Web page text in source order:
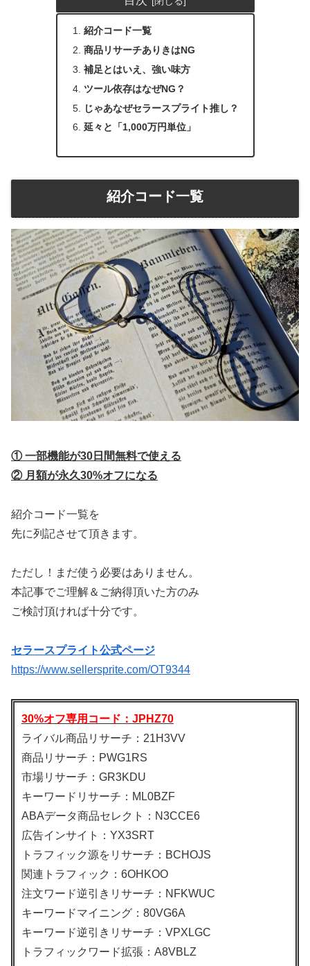
紹介コード一覧
商品リサーチありきはNG
補足とはいえ、強い味方
ツール依存はなぜNG？
じゃあなぜセラースプライト推し？
延々と「1,000万円単位」
紹介コード一覧
① 一部機能が30日間無料で使える
② 月額が永久30%オフになる
紹介コード一覧を
先に列記させて頂きます。
ただし！まだ使う必要はありません。
本記事でご理解＆ご納得頂いた方のみ
ご検討頂ければ十分です。
セラースプライト公式ページ
https://www.sellersprite.com/OT9344
30%オフ専用コード：JPHZ70
ライバル商品リサーチ：21H3VV
商品リサーチ：PWG1RS
市場リサーチ：GR3KDU
キーワードリサーチ：ML0BZF
ABAデータ商品セレクト：N3CCE6
広告インサイト：YX3SRT
トラフィック源をリサーチ：BCHOJS
関連トラフィック：6OHKOO
注文ワード逆引きリサーチ：NFKWUC
キーワードマイニング：80VG6A
キーワード逆引きリサーチ：VPXLGC
トラフィックワード拡張：A8VBLZ